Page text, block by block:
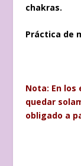
chakras.
Práctica de
Nota: En los
quedar
obligado a